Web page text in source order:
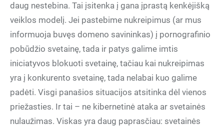
daug nestebina. Tai įsitenka į gana įprastą kenkėjišką
veiklos modelį. Jei pastebime nukreipimus (ar mus
informuoja buvęs domeno savininkas) į pornografinio
pobūdžio svetainę, tada ir patys galime imtis
iniciatyvos blokuoti svetainę, tačiau kai nukreipimas
yra į konkurento svetainę, tada nelabai kuo galime
padėti. Visgi panašios situacijos atsitinka dėl vienos
priežasties. Ir tai – ne kibernetinė ataka ar svetainės
nulaužimas. Viskas yra daug paprasčiau: svetainės